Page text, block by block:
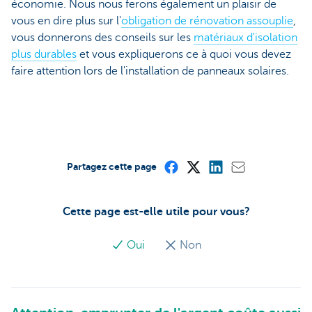
économie. Nous nous ferons également un plaisir de
vous en dire plus sur l'obligation de rénovation assouplie,
vous donnerons des conseils sur les matériaux d'isolation
plus durables et vous expliquerons ce à quoi vous devez
faire attention lors de l'installation de panneaux solaires.
Cette page est-elle utile pour vous?
Oui Non
Partagez cette page